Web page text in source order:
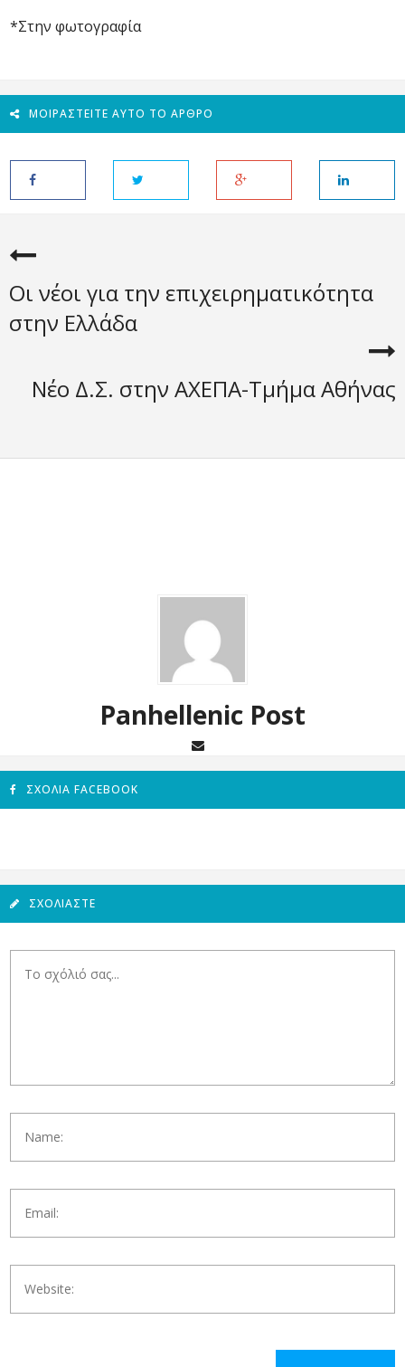
*Στην φωτογραφία
ΜΟΙΡΑΣΤΕΊΤΕ ΑΥΤΌ ΤΟ ΆΡΘΡΟ
Οι νέοι για την επιχειρηματικότητα
στην Ελλάδα
Νέο Δ.Σ. στην ΑΧΕΠΑ-Τμήμα Αθήνας
Panhellenic Post
ΣΧΌΛΙΑ FACEBOOK
ΣΧΟΛΙΆΣΤΕ